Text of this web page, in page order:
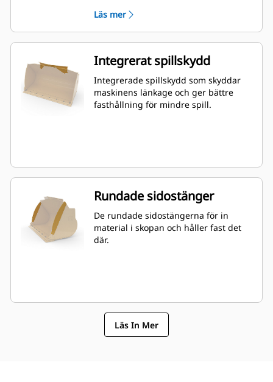
brytkrafter och nötning. Perfekt för
bakåtdragning och hyvling.
Fyllningsfaktorn för skopor i
Performance-serien kan vara upp till
115 % högre än den angivna
kapaciteten.
Läs mer
Integrerat spillskydd
Integrerade spillskydd som skyddar
maskinens länkage och ger bättre
fasthållning för mindre spill.
Rundade sidostänger
De rundade sidostängerna för in
material i skopan och håller fast det
där.
Läs In Mer